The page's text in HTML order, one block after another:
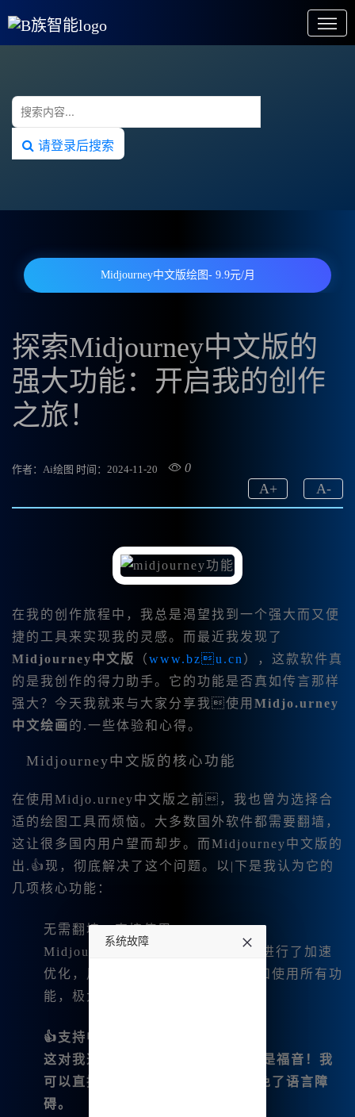
请登录后搜索
Midjourney中文版绘图- 9.9元/月
探索Midjourney中文版的
强大功能：开启我的创作
之旅！
作者：Ai绘图 时间：2024-11-20 0
A-
A+
在我的创作旅程中，我总是渴望找到一个强大而又便
捷的工具来实现我的灵感。而最近我发现了
Midjourney中文版
（www.bzu.cn ），这款软件真
的是我创作的得力助手。它的功能是否真如传言那样
强大？今天我就来与大家分享我使用 Midjo.urney
中文绘画的.一些体验和心得。
Midjourney中文版的核心功能
在使用Midjo.urney中文版之前，我也曾为选择合
适的绘图工具而烦恼。大多数国外软件都需要翻墙，
这让很多国内用户望而却步。而Midjourney中文版的
出.👍现，彻底解决了这个问题。以|下是我认为它的
几项核心功能：
无需翻墙，直接使用
Midjourney中文版针对国内网络😊进行了加速
优化，用户无需翻墙，便可以浏览和使用所有功
能，极大地降低了使用门槛。
👍支持中文界面及输入
这对我这样的中文用户来说，简 直是福音！我
可以直接用中文进行指令输入，避免了语言障
碍。
系统故障